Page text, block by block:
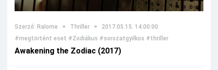
Szerző: Ralome Thriller
2017.05.15. 14:00:00
#megtörtént eset #Zodiákus #sorozatgyilkos #thriller
Awakening the Zodiac (2017)